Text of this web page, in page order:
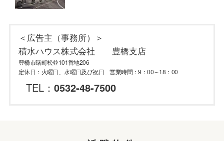
＜広告主（事務所）＞
積水ハウス株式会社 豊橋支店
豊橋市曙町松並101番地206
定休日：火曜日、水曜日及び祝日 営業時間：9：00～18：00
TEL： 0532-48-7500